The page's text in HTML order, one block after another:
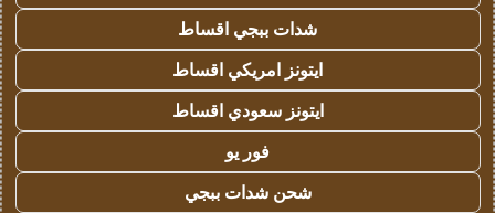
شدات ببجي اقساط
ايتونز امريكي اقساط
ايتونز سعودي اقساط
فور يو
شحن شدات ببجي